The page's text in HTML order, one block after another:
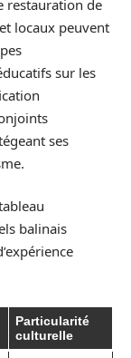
restauration de
locaux peuvent
sur les
ses
balinais
Particularité
culturelle